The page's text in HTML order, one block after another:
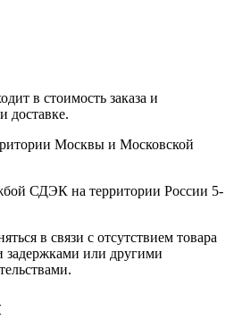
в стоимость заказа и
доставке.
Москвы и Московской
СДЭК на территории России 5-
в связи с отсутствием товара
задержками или другими